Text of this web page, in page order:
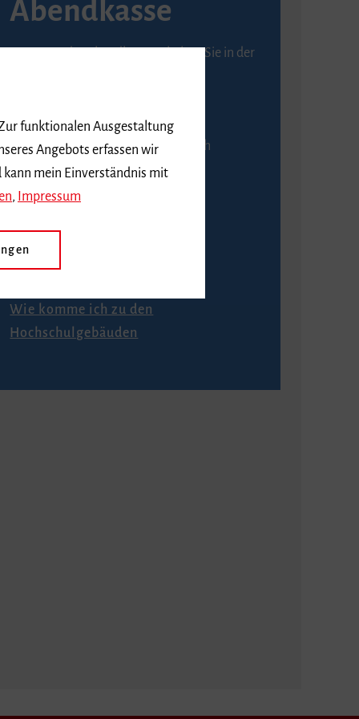
Abendkasse
Karten an der Abendkasse erhalten Sie in der
An der Abendkasse ist ausschließlich
Barzahlung möglich.
Anfahrt
Wie komme ich zu den
Hochschulgebäuden
funktionalen Ausgestaltung
Angebots erfassen wir
kann mein Einverständnis mit
Impressum